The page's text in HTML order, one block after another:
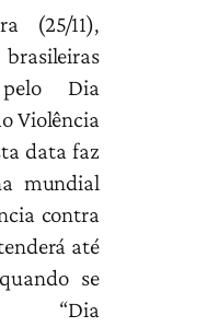
(25/11),
Dia
Violência
data faz
mundial
contra
até
se
“Dia